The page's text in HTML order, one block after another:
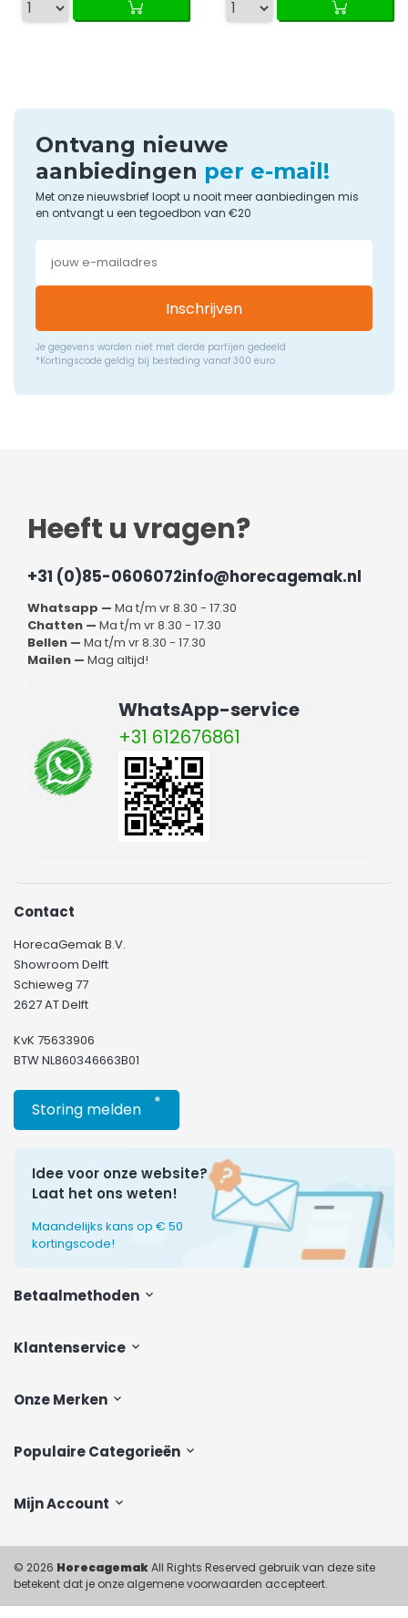
Ontvang nieuwe
aanbiedingen per e-mail!
Met onze nieuwsbrief loopt u nooit meer aanbiedingen mis
en ontvangt u een tegoedbon van €20
Inschrijven
Je gegevens worden niet met derde partijen gedeeld
*Kortingscode geldig bij besteding vanaf 300 euro
Heeft u vragen?
+31 (0)85-0606072info@horecagemak.nl
Whatsapp — Ma t/m vr 8.30 - 17.30
Chatten — Ma t/m vr 8.30 - 17.30
Bellen — Ma t/m vr 8.30 - 17.30
Mailen — Mag altijd!
WhatsApp-service
+31 612676861
Klantenservice
Onze Merken
Populaire Categorieën
Mijn Account
Contact
HorecaGemak B.V.
Showroom Delft
Schieweg 77
2627 AT Delft
KvK 75633906
BTW NL860346663B01
Storing melden *
Idee voor onze website?
Laat het ons weten!
Maandelijks kans op € 50
kortingscode!
Betaalmethoden
© 2026 HorecagemakAll Rights Reserved gebruik van deze site
betekent dat je onze algemene voorwaarden accepteert.